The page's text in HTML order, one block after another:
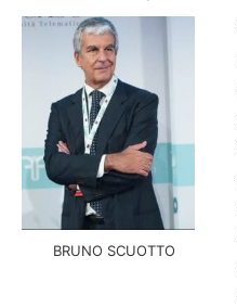
BRUNO SCUOTTO